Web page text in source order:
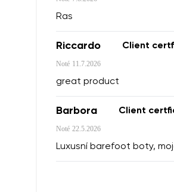
Ras
Riccardo Client
Noté 11.7.2026
great product
Barbora Client
Noté 22.5.2026
Luxusní barefoot boty,